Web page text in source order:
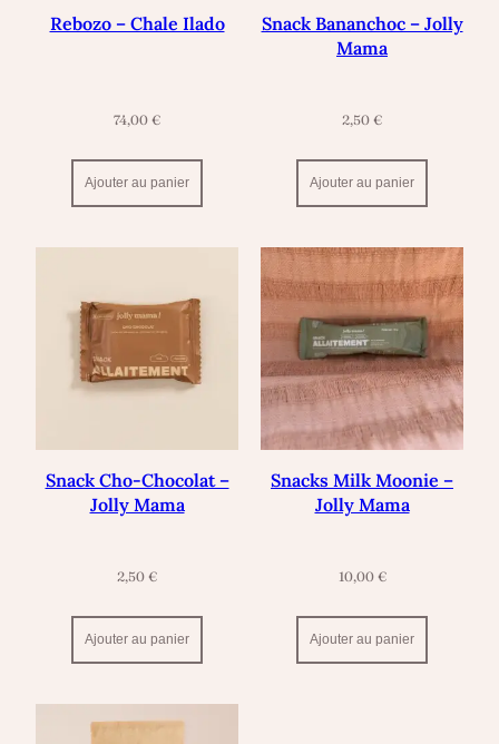
Rebozo – Chale Ilado
74,00 €
Ajouter au panier
Snack Bananchoc – Jolly
Mama
2,50 €
Ajouter au panier
Snack Cho-Chocolat –
Jolly Mama
2,50 €
Ajouter au panier
Snacks Milk Moonie –
Jolly Mama
10,00 €
Ajouter au panier